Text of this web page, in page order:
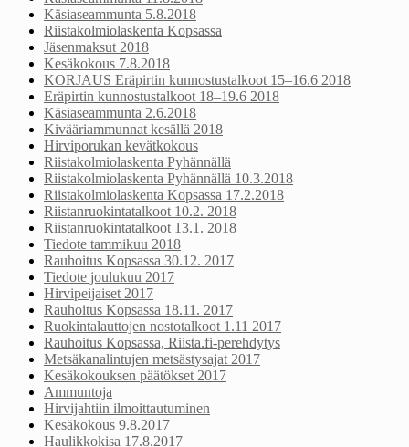
Käsiaseammunta 5.8.2018
Riistakolmiolaskenta Kopsassa
Jäsenmaksut 2018
Kesäkokous 7.8.2018
KORJAUS Eräpirtin kunnostustalkoot 15–16.6 2018
Eräpirtin kunnostustalkoot 18–19.6 2018
Käsiaseammunta 2.6.2018
Kivääriammunnat kesällä 2018
Hirviporukan kevätkokous
Riistakolmiolaskenta Pyhännällä
Riistakolmiolaskenta Pyhännällä 10.3.2018
Riistakolmiolaskenta Kopsassa 17.2.2018
Riistanruokintatalkoot 10.2. 2018
Riistanruokintatalkoot 13.1. 2018
Tiedote tammikuu 2018
Rauhoitus Kopsassa 30.12. 2017
Tiedote joulukuu 2017
Hirvipeijaiset 2017
Rauhoitus Kopsassa 18.11. 2017
Ruokintalauttojen nostotalkoot 1.11 2017
Rauhoitus Kopsassa, Riista.fi-perehdytys
Metsäkanalintujen metsästysajat 2017
Kesäkokouksen päätökset 2017
Ammuntoja
Hirvijahtiin ilmoittautuminen
Kesäkokous 9.8.2017
Haulikkokisa 17.8.2017